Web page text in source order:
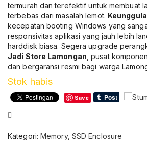
termurah dan terefektif untuk membuat
terbebas dari masalah lemot.
kecepatan booting Windows yang
responsivitas aplikasi yang jauh lebih
harddisk biasa. Segera upgrade
Jadi Store Lamongan , pusat
dan bergaransi resmi bagi warga
Stok habis
Save
Kategori: Memory, SSD Enclosure